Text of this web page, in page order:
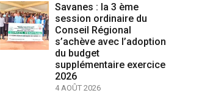
Savanes : la 3 ème
session ordinaire du
Conseil Régional
s’achève avec l’adoption
du budget
supplémentaire exercice
2026
4 AOÛT 2026